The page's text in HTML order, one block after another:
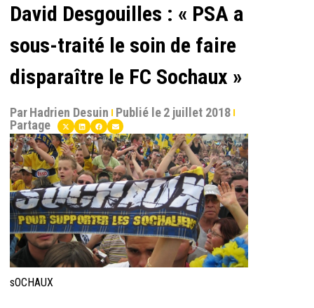
David Desgouilles : « PSA a
sous-traité le soin de faire
disparaître le FC Sochaux »
ParHadrien Desuin Publié le2 juillet 2018
Partage
sOCHAUX